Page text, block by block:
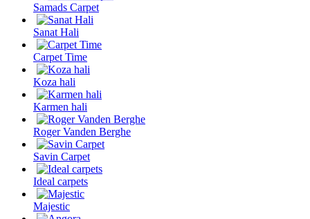
Samads Carpet
Sanat Hali
Carpet Time
Koza hali
Karmen hali
Roger Vanden Berghe
Savin Carpet
Ideal carpets
Majestic